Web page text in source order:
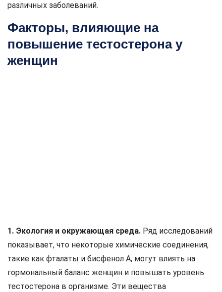
различных заболеваний.
Факторы, влияющие на
повышение тестостерона у
женщин
1. Экология и окружающая среда. Ряд исследований
показывает, что некоторые химические соединения,
такие как фталаты и бисфенол А, могут влиять на
гормональный баланс женщин и повышать уровень
тестостерона в организме. Эти вещества